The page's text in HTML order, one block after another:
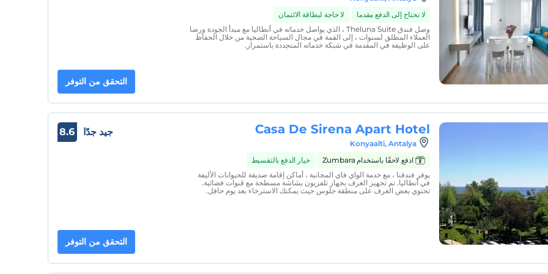
لا تحتاج إلى الدفع مقدما
لا حاجة لبطاقة الائتمان
وصل فندق Theluna Suite ، الذي يواصل خدماته في أنطاليا مع مبدأ الجودة ورضا
العملاء المطلق لسنوات ، إلى القمة في مجال السياحة الصحية من خلال الحفاظ
على الوظيفة في المقدمة في شبكة خدماته المتجددة باستمرار.
التحقق من التوفر
Casa De Sirena Apart Hotel
Konyaalti, Antalya
ادفع لاحقًا باستخدام Zumbara
خيار الدفع بالتقسيط
يوفر فندقنا ، مع خدمة الواي فاي المجانية ، أماكن إقامة صديقة للحيوانات الأليفة
في أنطاليا. تم تجهيز الغرف بجهاز تلفزيون بشاشة مسطحة مع قنوات فضائية.
تحتوي بعض الغرف على منطقة جلوس حيث يمكنك الاسترخاء بعد يوم حافل.
جيد جدًا 8.6
التحقق من التوفر